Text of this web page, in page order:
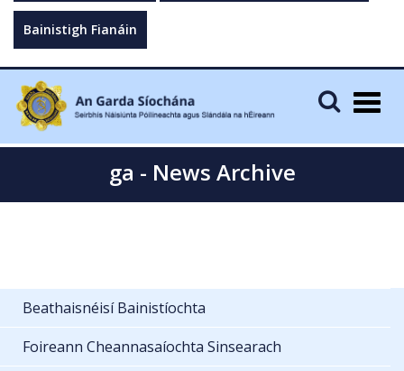
Bainistigh Fianáin
ga - News Archive
Beathaisnéisí Bainistíochta
Foireann Cheannasaíochta Sinsearach